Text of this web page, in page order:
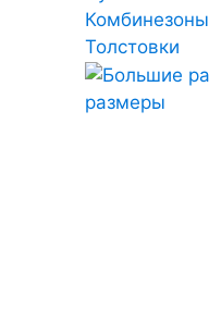
Комбинезоны
Толстовки
размеры